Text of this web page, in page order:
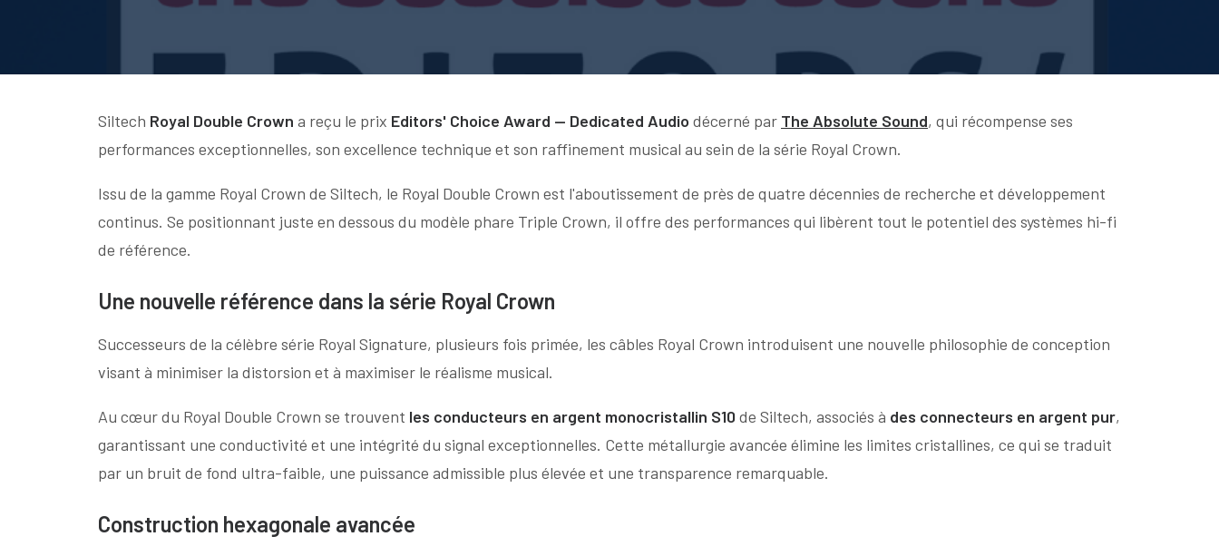
Siltech Royal Double Crown a reçu le prix Editors' Choice Award — Dedicated Audio décerné par The Absolute Sound, qui récompense ses
performances exceptionnelles, son excellence technique et son raffinement musical au sein de la série Royal Crown.
Issu de la gamme Royal Crown de Siltech, le Royal Double Crown est l'aboutissement de près de quatre décennies de recherche et développement
continus. Se positionnant juste en dessous du modèle phare Triple Crown, il offre des performances qui libèrent tout le potentiel des systèmes hi-fi
de référence.
Une nouvelle référence dans la série Royal Crown
Successeurs de la célèbre série Royal Signature, plusieurs fois primée, les câbles Royal Crown introduisent une nouvelle philosophie de conception
visant à minimiser la distorsion et à maximiser le réalisme musical.
Au cœur du Royal Double Crown se trouvent les conducteurs en argent monocristallin S10 de Siltech, associés à des connecteurs en argent pur,
garantissant une conductivité et une intégrité du signal exceptionnelles. Cette métallurgie avancée élimine les limites cristallines, ce qui se traduit
par un bruit de fond ultra-faible, une puissance admissible plus élevée et une transparence remarquable.
Construction hexagonale avancée